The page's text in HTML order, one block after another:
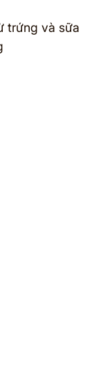
trứng và sữa